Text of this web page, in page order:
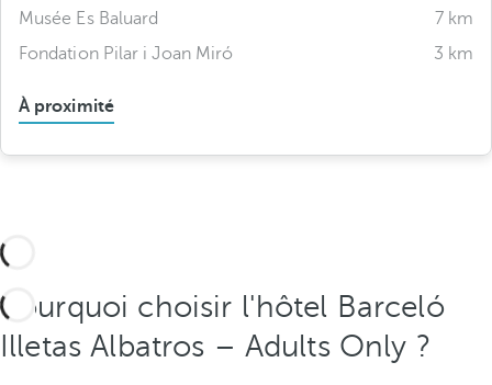
Musée Es Baluard
7 km
Fondation Pilar i Joan Miró
3 km
À proximité
Pourquoi choisir l'hôtel Barceló
Illetas Albatros – Adults Only ?